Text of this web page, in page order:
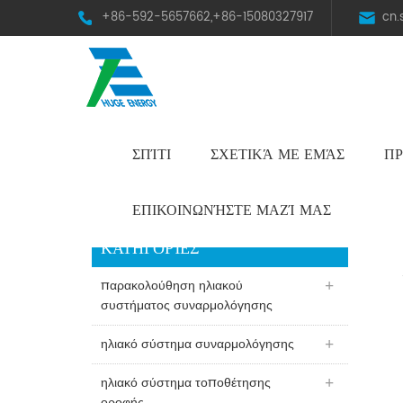
+86-592-5657662,+86-15080327917
ΣΠΊΤΙ ΣΧΕΤΙΚΆ ΜΕ ΕΜΆΣ
ΕΠΙΚΟΙΝΩΝΉΣΤΕ ΜΑΖΊ ΜΑΣ
ΚΑΤΗΓΟΡΊΕΣ
παρακολούθηση ηλιακού
συστήματος συναρμολόγησης
ηλιακό σύστημα συναρμολόγησης
ηλιακό σύστημα τοποθέτησης